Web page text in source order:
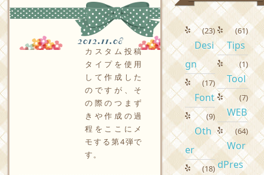
2012.11.08
カスタム投稿
タイプを使用
して作成した
のですが、そ
の際のつまず
きや作成の過
程をここにメ
モする第4弾で
す。
Desi
gn
(23)
Font
(17)
Oth
er
(9)
(18)
Tips
(61)
Tool
(1)
WEB
(7)
Wor
dPres
(64)